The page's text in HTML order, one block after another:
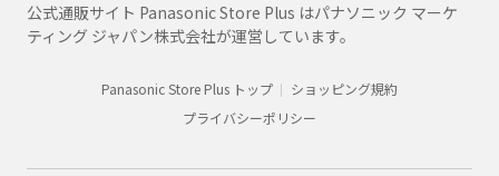
公式通販サイト Panasonic Store Plus はパナソニック マーケ
ティング ジャパン株式会社が運営しています。
Panasonic Store Plus トップ
ショッピング規約
プライバシーポリシー